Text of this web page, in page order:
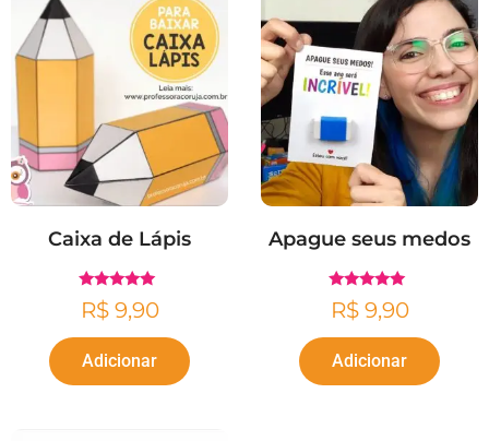
Caixa de Lápis
Avaliação
5.00
R$9,90
Adicionar
Apague seus medos
Avaliação
4.82
R$9,90
Adicionar